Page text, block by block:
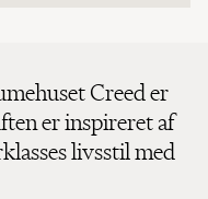
Creed er
er inspireret af
livsstil med